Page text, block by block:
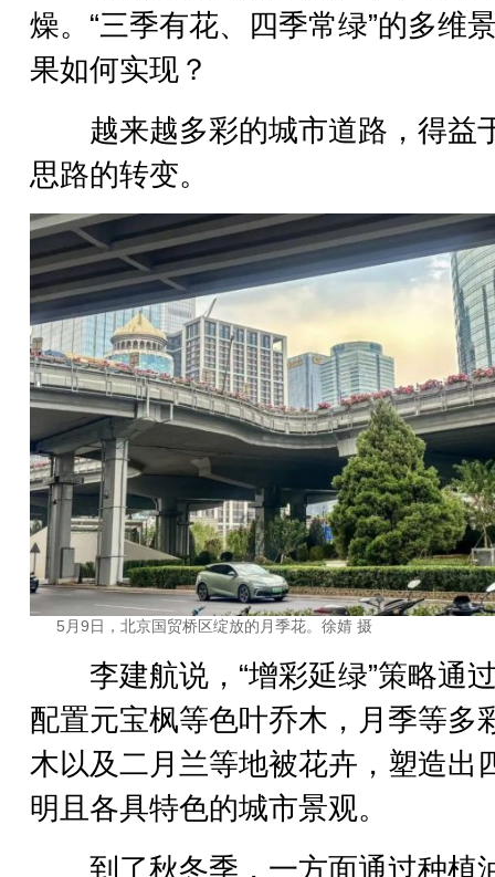
燥。“三季有花、四季常绿”的多维
果如何实现？
越来越多彩的城市道路，得益
思路的转变。
5月9日，北京国贸桥区绽放的月季花。徐婧 摄
李建航说，“增彩延绿”策略通
配置元宝枫等色叶乔木，月季等多
木以及二月兰等地被花卉，塑造出
明且各具特色的城市景观。
到了秋冬季，一方面通过种植